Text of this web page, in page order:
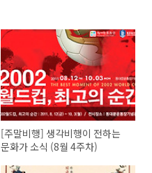
[주말비행] 생각비행이 전하는
문화가 소식 (8월 4주차)